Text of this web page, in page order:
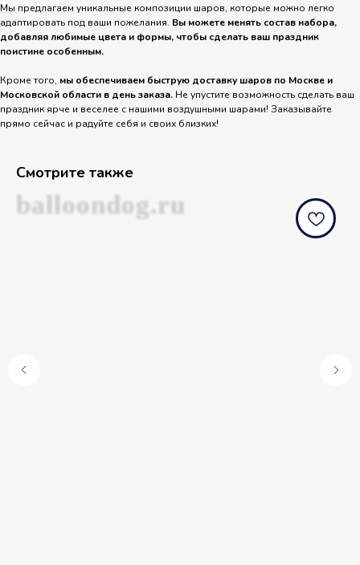
Мы предлагаем уникальные композиции шаров, которые можно легко
адаптировать под ваши пожелания. Вы можете менять состав набора,
добавляя любимые цвета и формы, чтобы сделать ваш праздник
поистине особенным.
Кроме того, мы обеспечиваем быструю доставку шаров по Москве и
Московской области в день заказа. Не упустите возможность сделать ваш
праздник ярче и веселее с нашими воздушными шарами! Заказывайте
прямо сейчас и радуйте себя и своих близких!
Смотрите также
balloondog.ru